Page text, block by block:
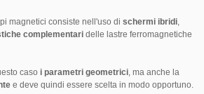
magnetici consiste nell'uso di schermi ibridi,
complementari delle lastre ferromagnetiche
caso i parametri geometrici, ma anche la
e deve quindi essere scelta in modo opportuno.